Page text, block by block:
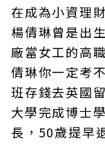
在成為小資理
楊倩琳曾是出
廠當女工的高
倩琳你一定考
班存錢去英國
大學完成博士
長，50歲提早